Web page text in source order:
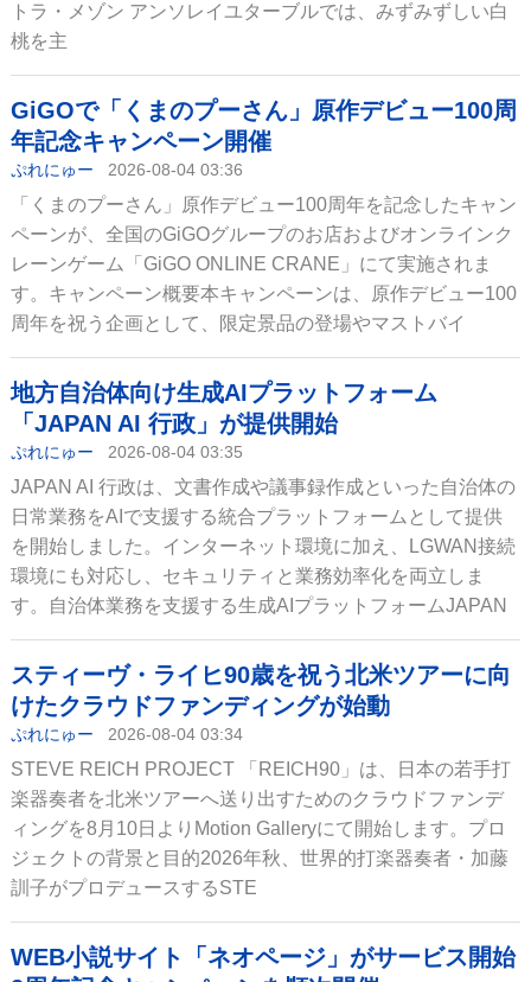
トラ・メゾン アンソレイユターブルでは、みずみずしい白
桃を主
GiGOで「くまのプーさん」原作デビュー100周
年記念キャンペーン開催
ぷれにゅー 2026-08-04 03:36
「くまのプーさん」原作デビュー100周年を記念したキャン
ペーンが、全国のGiGOグループのお店およびオンラインク
レーンゲーム「GiGO ONLINE CRANE」にて実施されま
す。キャンペーン概要本キャンペーンは、原作デビュー100
周年を祝う企画として、限定景品の登場やマストバイ
地方自治体向け生成AIプラットフォーム
「JAPAN AI 行政」が提供開始
ぷれにゅー 2026-08-04 03:35
JAPAN AI 行政は、文書作成や議事録作成といった自治体の
日常業務をAIで支援する統合プラットフォームとして提供
を開始しました。インターネット環境に加え、LGWAN接続
環境にも対応し、セキュリティと業務効率化を両立しま
す。自治体業務を支援する生成AIプラットフォームJAPAN
スティーヴ・ライヒ90歳を祝う北米ツアーに向
けたクラウドファンディングが始動
ぷれにゅー 2026-08-04 03:34
STEVE REICH PROJECT 「REICH90」は、日本の若手打
楽器奏者を北米ツアーへ送り出すためのクラウドファンデ
ィングを8月10日よりMotion Galleryにて開始します。プロ
ジェクトの背景と目的2026年秋、世界的打楽器奏者・加藤
訓子がプロデュースするSTE
WEB小説サイト「ネオページ」がサービス開始